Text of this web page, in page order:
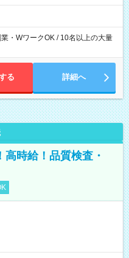
・WワークOK / 10名以上の大量
る 詳細へ
時給！品質検査・